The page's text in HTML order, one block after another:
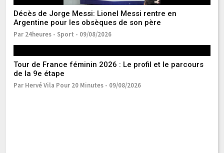
Décès de Jorge Messi: Lionel Messi rentre en
Argentine pour les obsèques de son père
Par 24heures - Sport - 09/08/2026
Tour de France féminin 2026 : Le profil et le parcours
de la 9e étape
Par Hervé Vila Pour 20 Minutes - 09/08/2026